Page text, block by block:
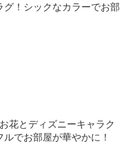
グ！シックなカラーでお部
花とディズニーキャラク
でお部屋が華やかに！